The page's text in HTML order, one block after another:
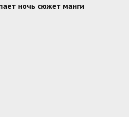
ночь сюжет манги